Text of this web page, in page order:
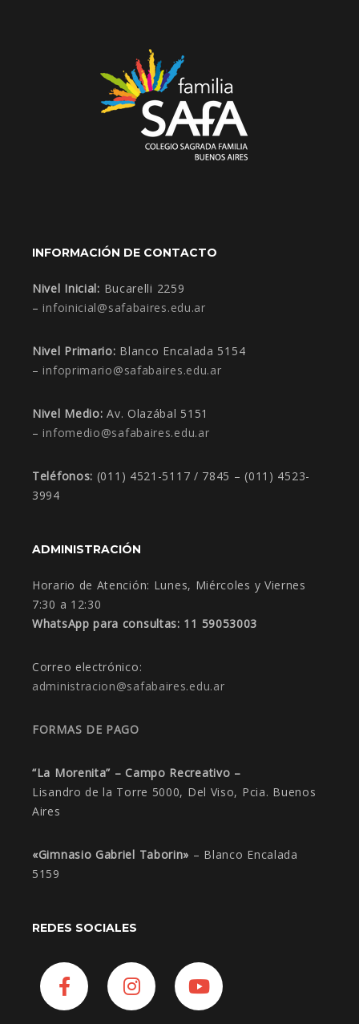
INFORMACIÓN DE CONTACTO
Nivel Inicial: Bucarelli 2259
– infoinicial@safabaires.edu.ar
Nivel Primario: Blanco Encalada 5154
– infoprimario@safabaires.edu.ar
Nivel Medio: Av. Olazábal 5151
– infomedio@safabaires.edu.ar
Teléfonos: (011) 4521-5117 / 7845 – (011) 4523-
3994
ADMINISTRACIÓN
Horario de Atención: Lunes, Miércoles y Viernes
7:30 a 12:30
WhatsApp para consultas: 11 59053003
Correo electrónico:
administracion@safabaires.edu.ar
FORMAS DE PAGO
“La Morenita” – Campo Recreativo –
Lisandro de la Torre 5000, Del Viso, Pcia. Buenos
Aires
«Gimnasio Gabriel Taborin» – Blanco Encalada
5159
REDES SOCIALES
FacebookInstagramYouTube